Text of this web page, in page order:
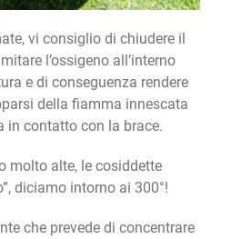
vi consiglio di chiudere il
l’ossigeno all’interno
e di conseguenza rendere
della fiamma innescata
in contatto con la brace.
molto alte, le cosiddette
diciamo intorno ai 300°!
che prevede di concentrare